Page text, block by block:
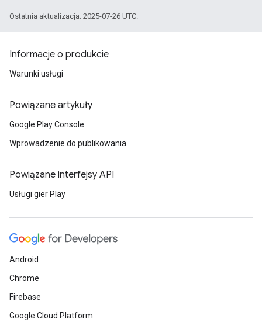
Ostatnia aktualizacja: 2025-07-26 UTC.
Informacje o produkcie
Warunki usługi
Powiązane artykuły
Google Play Console
Wprowadzenie do publikowania
Powiązane interfejsy API
Usługi gier Play
Android
Chrome
Firebase
Google Cloud Platform